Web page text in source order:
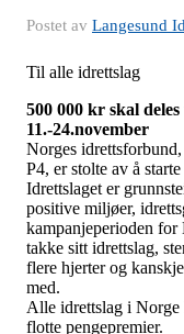
Postet av Langesund
Til alle idrettslag
500 000 kr skal
11.-24.november
Norges
P4, er stolte av å
Idrettslaget er
positive miljøer,
kampanjeperioden for
takke sitt idrettslag,
flere hjerter og
med.
Alle idrettslag i
flotte pengepremier.